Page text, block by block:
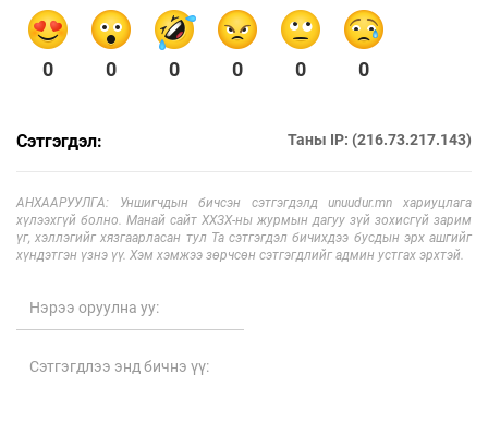
0 0 0 0 0 0
Сэтгэгдэл: Таны IP: (216.73.217.143)
АНХААРУУЛГА: Уншигчдын бичсэн сэтгэгдэлд unuudur.mn хариуцлага
хүлээхгүй болно. Манай сайт ХХЗХ-ны журмын дагуу зүй зохисгүй зарим
үг, хэллэгийг хязгаарласан тул Та сэтгэгдэл бичихдээ бусдын эрх ашгийг
хүндэтгэн үзнэ үү. Хэм хэмжээ зөрчсөн сэтгэгдлийг админ устгах эрхтэй.